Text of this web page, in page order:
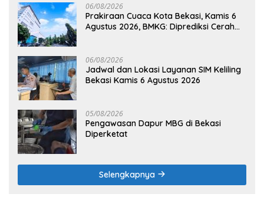
06/08/2026
Prakiraan Cuaca Kota Bekasi, Kamis 6
Agustus 2026, BMKG: Diprediksi Cerah
06/08/2026
Jadwal dan Lokasi Layanan SIM Keliling
Bekasi Kamis 6 Agustus 2026
05/08/2026
Pengawasan Dapur MBG di Bekasi
Diperketat
Selengkapnya